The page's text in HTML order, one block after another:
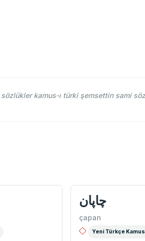
چاپان
çapan
Yeni Türkçe Kamus